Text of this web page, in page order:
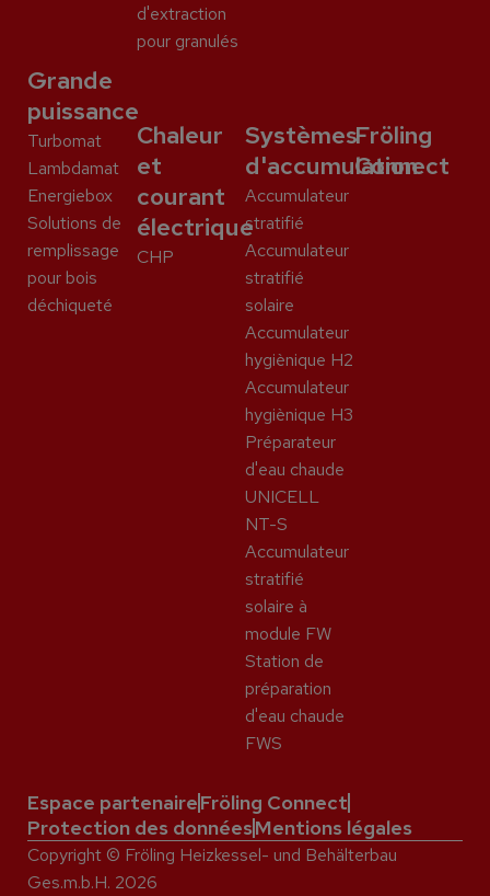
d'extraction
pour granulés
Grande
puissance
Turbomat
Lambdamat
Energiebox
Solutions de
remplissage
pour bois
déchiqueté
Chaleur
et
courant
électrique
CHP
Systèmes
d'accumulation
Accumulateur
stratifié
Accumulateur
stratifié
solaire
Accumulateur
hygiènique H2
Accumulateur
hygiènique H3
Préparateur
d'eau chaude
UNICELL
NT-S
Accumulateur
stratifié
solaire à
module FW
Station de
préparation
d'eau chaude
FWS
Fröling
Connect
Espace partenaireFröling Connect
Protection des donnéesMentions légales
Copyright © Fröling Heizkessel- und Behälterbau
Ges.m.b.H. 2026